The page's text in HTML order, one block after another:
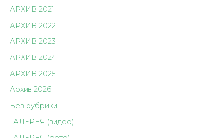
АРХИВ 2021
АРХИВ 2022
АРХИВ 2023
АРХИВ 2024
АРХИВ 2025
Архив 2026
Без рубрики
ГАЛЕРЕЯ (видео)